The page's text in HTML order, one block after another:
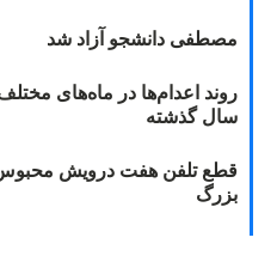
مصطفی دانشجو آزاد شد
سال گذشته
قطع تلفن هفت درویش محبوس
بزرگ